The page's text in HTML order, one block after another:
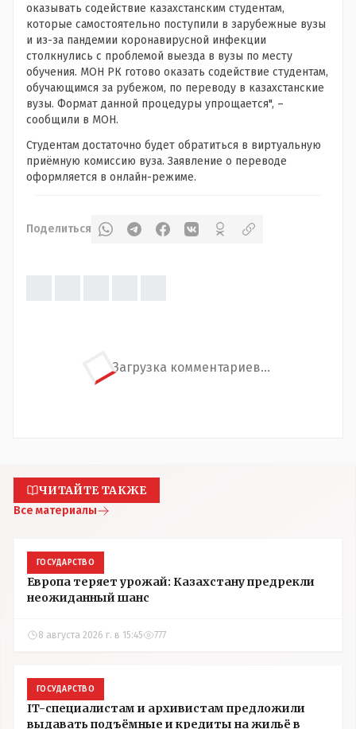
оказывать содействие казахстанским студентам,
которые самостоятельно поступили в зарубежные вузы
и из-за пандемии коронавирусной инфекции
столкнулись с проблемой выезда в вузы по месту
обучения. МОН РК готово оказать содействие студентам,
обучающимся за рубежом, по переводу в казахстанские
вузы. Формат данной процедуры упрощается", –
сообщили в МОН.
Студентам достаточно будет обратиться в виртуальную
приёмную комиссию вуза. Заявление о переводе
оформляется в онлайн-режиме.
Поделиться
Загрузка комментариев...
ЧИТАЙТЕ ТАКЖЕ
Все материалы
ГОСУДАРСТВО
Европа теряет урожай: Казахстану предрекли
неожиданный шанс
8 августа 2026 г. в 15:45 777
ГОСУДАРСТВО
IT-специалистам и архивистам предложили
выдавать подъёмные и кредиты на жильё в